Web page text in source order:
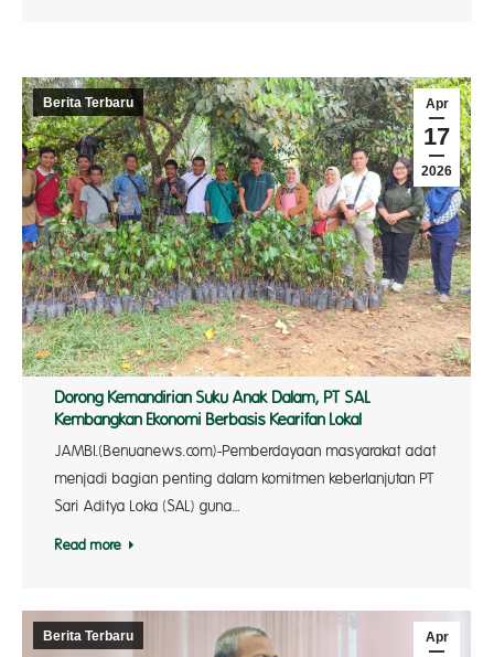
Apr
17
2026
Berita Terbaru
Dorong Kemandirian Suku Anak Dalam, PT SAL
Kembangkan Ekonomi Berbasis Kearifan Lokal
JAMBI.(Benuanews.com)-Pemberdayaan masyarakat adat
menjadi bagian penting dalam komitmen keberlanjutan PT
Sari Aditya Loka (SAL) guna…
Read more
Apr
Berita Terbaru